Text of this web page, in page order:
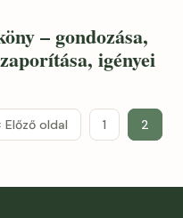
– gondozása,
igényei
Előző oldal 1 2